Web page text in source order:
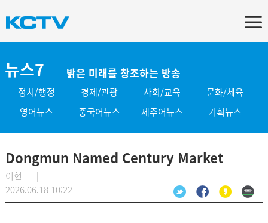
뉴스7 밝은 미래를 창조하는 방송
정치/행정 경제/관광 사회/교육
문화/체육
영어뉴스
중국어뉴스 제주어뉴스 기획뉴스
Dongmun Named Century Market
이현 |
2026.06.18 10:22